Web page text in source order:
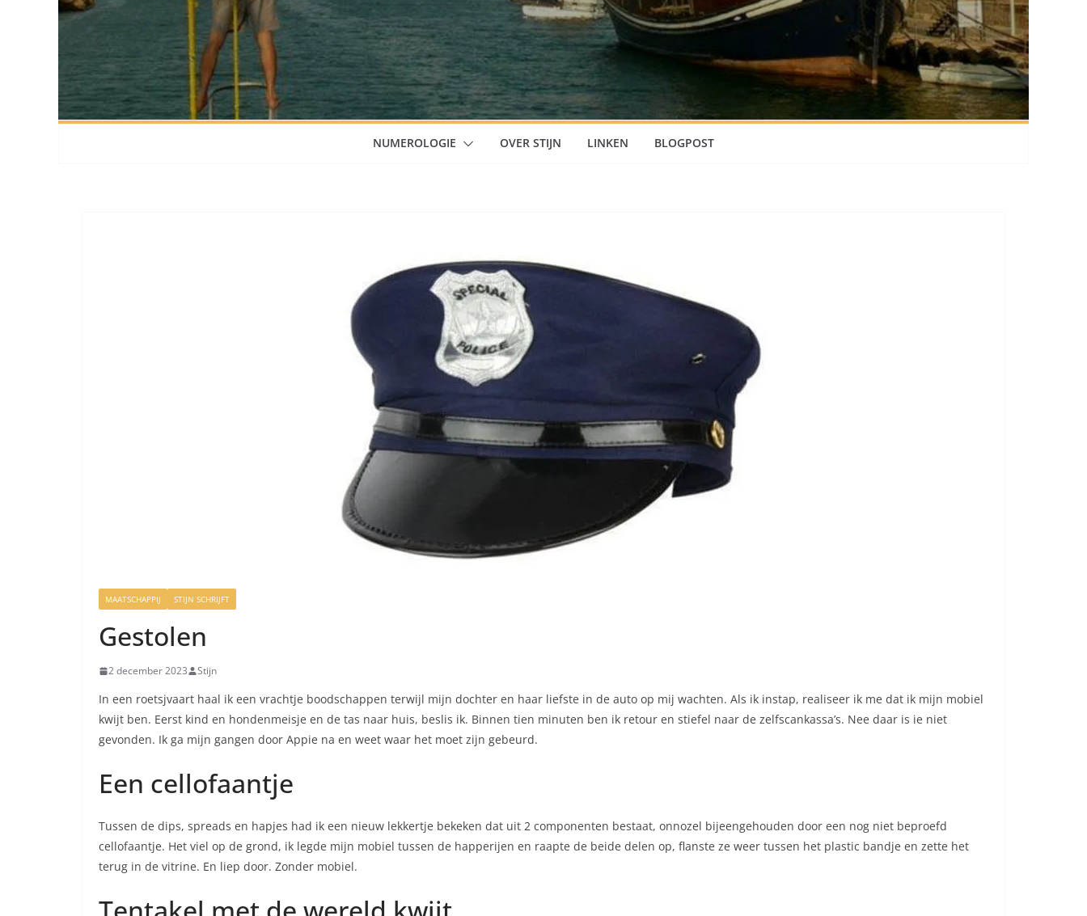
NUMEROLOGIE OVER STIJN LINKEN BLOGPOST
MAATSCHAPPIJ STIJN SCHRIJFT
Gestolen
2 december 2023 Stijn
In een roetsjvaart haal ik een vrachtje boodschappen terwijl mijn dochter en haar liefste in de auto op mij wachten. Als ik instap, realiseer ik me dat ik mijn mobiel
kwijt ben. Eerst kind en hondenmeisje en de tas naar huis, beslis ik. Binnen tien minuten ben ik retour en stiefel naar de zelfscankassa’s. Nee daar is ie niet
gevonden. Ik ga mijn gangen door Appie na en weet waar het moet zijn gebeurd.
Een cellofaantje
Tussen de dips, spreads en hapjes had ik een nieuw lekkertje bekeken dat uit 2 componenten bestaat, onnozel bijeengehouden door een nog niet beproefd
cellofaantje. Het viel op de grond, ik legde mijn mobiel tussen de happerijen en raapte de beide delen op, flanste ze weer tussen het plastic bandje en zette het
terug in de vitrine. En liep door. Zonder mobiel.